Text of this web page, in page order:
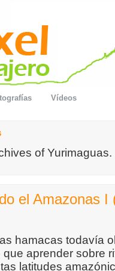
Vídeos
of Yurimaguas.
el Amazonas I
hamacas todavía
aprender sobre
latitudes